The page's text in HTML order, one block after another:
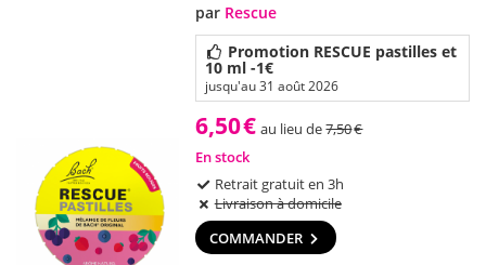
par Rescue
Promotion RESCUE pastilles et
10 ml -1€
jusqu'au 31 août 2026
6,50€ au lieu de7,50€
En stock
Retrait gratuit en 3h
Livraison à domicile
COMMANDER